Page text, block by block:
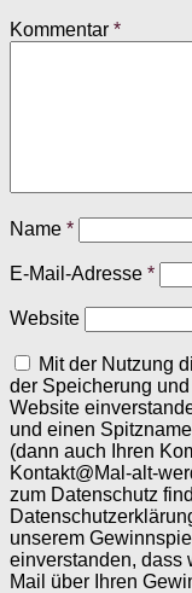
Kommentar *
Name *
E-Mail-Adresse *
Website
Mit der Nutzung
der Speicherung
Website
und einen
(dann auch Ihren
Kontakt@Mal-alt-
zum Datenschutz
unserem
einverstanden, dass
Mail über Ihren